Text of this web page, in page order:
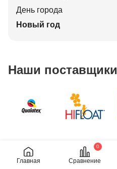
Главная Сравнение
0
День города
Новый год
Наши поставщики